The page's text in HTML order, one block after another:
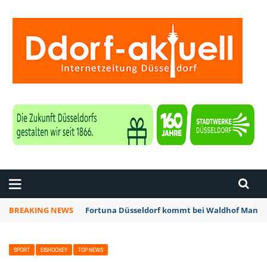
BREAKING NEWS Fortuna Düsseldorf kommt bei Waldhof
SPORT EISHOCKEY TOP NEWS